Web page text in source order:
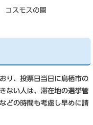
スモスの園
り、投票日当日に鳥栖市の
ない人は、滞在地の選挙管
どの時間も考慮し早めに請